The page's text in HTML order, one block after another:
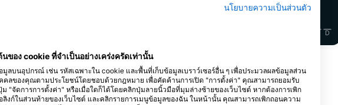
D
แสดงสัตว์เพิ่มเติม
นโยบายความเป็นส่วนตัว
ของ cookie ที่จำเป็นอย่างเคร่งครัดเท่านั้น
มูลบนอุปกรณ์ เช่น รหัสเฉพาะใน cookie และพื้นที่เก็บข้อมูลเบราว์เซอร์อื่น ๆ เพื่อประมวลผลข้อมูลส่วน
ลของคุณตามประโยชน์โดยชอบด้วยกฎหมาย เพื่อคัดค้านการเปิด "การตั้งค่า" คุณสามารถยอมรับ
"จัดการการตั้งค่า" หรือเมื่อใดก็ได้โดยคลิกปุ่มลายนิ้วมือที่มุมล่างซ้ายของเว็บไซต์ หากต้องการเพิก
ก์ในส่วนท้ายของเว็บไซต์ และคลิกรายการเมนูข้อมูลของฉัน ในหน้านั้น คุณสามารถเพิกถอนความ